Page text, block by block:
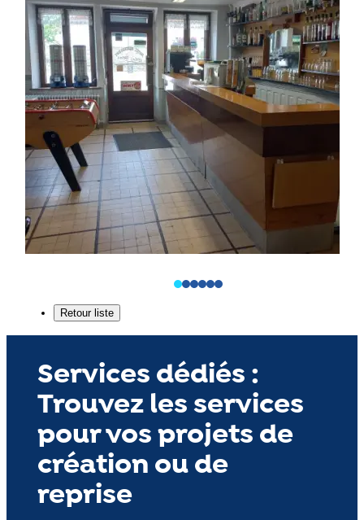
Services dédiés :
Trouvez les services
pour vos projets de
création ou de
reprise